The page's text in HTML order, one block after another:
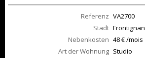
Referenz VA2700
Stadt Frontignan
Nebenkosten 48 € /mois
Art der Wohnung Studio